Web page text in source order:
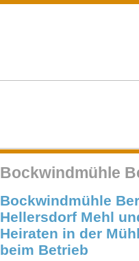
Bockwindmühle
Bockwindmühle
Hellersdorf Mehl
Heiraten in der
beim Betrieb